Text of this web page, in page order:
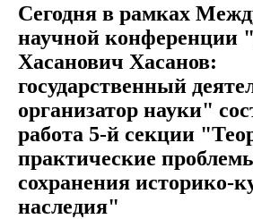
Сегодня в рамках
научной конференции
Хасанович Хасанов:
государственный
организатор науки"
работа 5-й секции
практические
сохранения историко-
наследия"